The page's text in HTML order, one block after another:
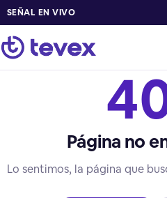
SEÑAL EN VIVO
Página no
Lo sentimos, la página que